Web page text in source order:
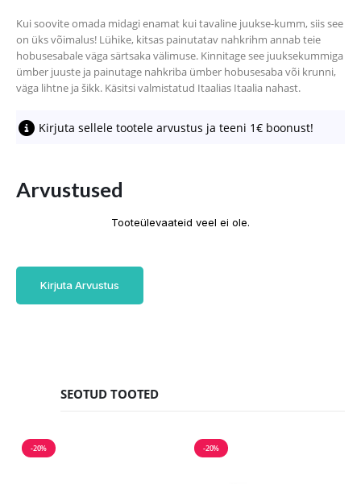
Kui soovite omada midagi enamat kui tavaline juukse-kumm, siis see
on üks võimalus! Lühike, kitsas painutatav nahkrihm annab teie
hobusesabale väga särtsaka välimuse. Kinnitage see juuksekummiga
ümber juuste ja painutage nahkriba ümber hobusesaba või krunni,
väga lihtne ja šikk. Käsitsi valmistatud Itaalias Itaalia nahast.
Kirjuta sellele tootele arvustus ja teeni 1€ boonust!
Arvustused
Tooteülevaateid veel ei ole.
Kirjuta Arvustus
SEOTUD TOOTED
-20% -20%